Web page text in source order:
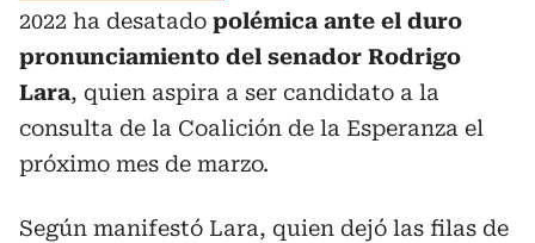
2022 ha desatado polémica ante el duro
pronunciamiento del senador Rodrigo
Lara, quien aspira a ser candidato a la
consulta de la Coalición de la Esperanza el
próximo mes de marzo.
Según manifestó Lara, quien dejó las filas de